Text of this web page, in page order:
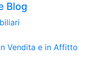
Blog